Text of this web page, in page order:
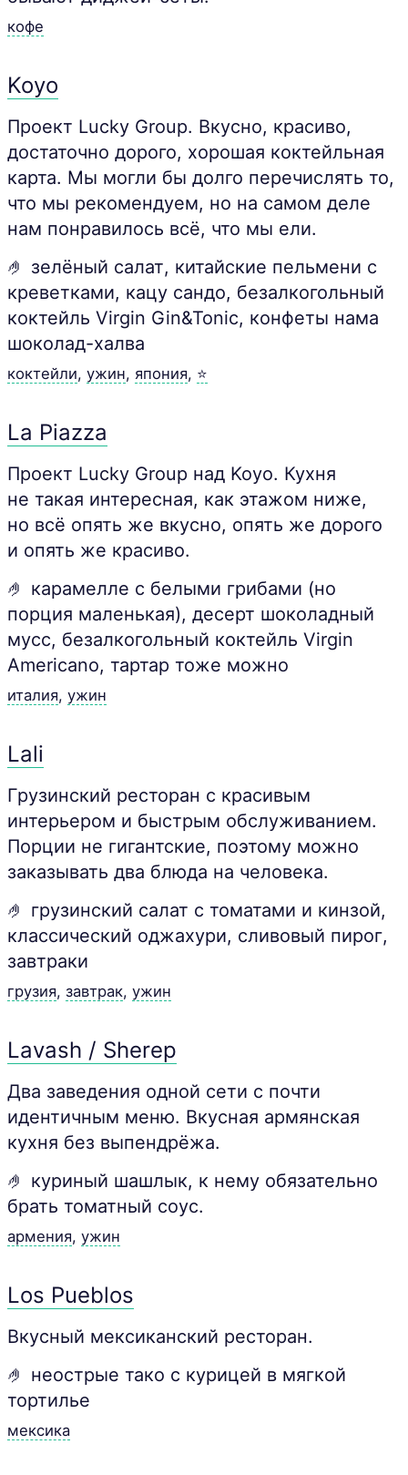
кофе
Koyo
Проект Lucky Group. Вкусно, красиво,
достаточно дорого, хорошая коктейльная
карта. Мы могли бы долго перечислять то,
что мы рекомендуем, но на самом деле
нам понравилось всё, что мы ели.
🤌 зелёный салат, китайские пельмени с
креветками, кацу сандо, безалкогольный
коктейль Virgin Gin&Tonic, конфеты нама
шоколад-халва
коктейли, ужин, япония, ⭐
La Piazza
Проект Lucky Group над Koyo. Кухня
не такая интересная, как этажом ниже,
но всё опять же вкусно, опять же дорого
и опять же красиво.
🤌 карамелле с белыми грибами (но
порция маленькая), десерт шоколадный
мусс, безалкогольный коктейль Virgin
Americano, тартар тоже можно
италия, ужин
Lali
Грузинский ресторан с красивым
интерьером и быстрым обслуживанием.
Порции не гигантские, поэтому можно
заказывать два блюда на человека.
🤌 грузинский салат с томатами и кинзой,
классический оджахури, сливовый пирог,
завтраки
грузия, завтрак, ужин
Lavash / Sherep
Два заведения одной сети с почти
идентичным меню. Вкусная армянская
кухня без выпендрёжа.
🤌 куриный шашлык, к нему обязательно
брать томатный соус.
армения, ужин
Los Pueblos
Вкусный мексиканский ресторан.
🤌 неострые тако с курицей в мягкой
тортилье
мексика